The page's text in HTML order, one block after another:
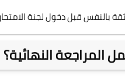
بالنفس قبل دخول لجنة
المراجعة النهائية؟